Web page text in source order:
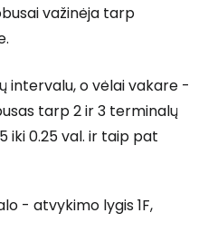
važinėja tarp
intervalu, o vėlai vakare -
tarp 2 ir 3 terminalų
iki 0.25 val. ir taip pat
- atvykimo lygis 1F,